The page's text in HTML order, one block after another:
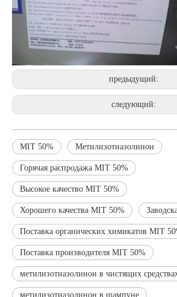
предыдущий:
следующий:
MIT 50% Метилизотиазолинон
Горячая распродажа MIT 50%
Высокое качество MIT 50%
Хорошего качества MIT 50%
Поставка органических химикатов MIT
Поставка производителя MIT 50%
метилизотиазолинон в чистящих
метилизотиазолинон в шампуне